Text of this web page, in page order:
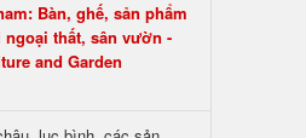
Bàn, ghế, sản phẩm
thất, sân vườn -
and Garden